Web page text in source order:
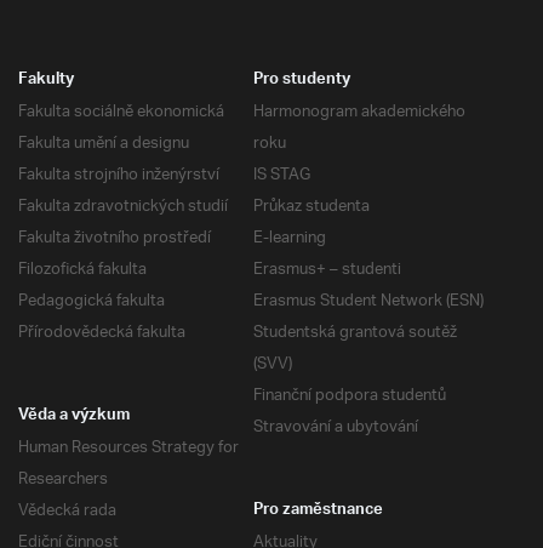
Fakulty
Fakulta sociálně ekonomická
Fakulta umění a designu
Fakulta strojního inženýrství
Fakulta zdravotnických studií
Fakulta životního prostředí
Filozofická fakulta
Pedagogická fakulta
Přírodovědecká fakulta
Pro studenty
Harmonogram akademického
roku
IS STAG
Průkaz studenta
E-learning
Erasmus+ – studenti
Erasmus Student Network (ESN)
Studentská grantová soutěž
(SVV)
Finanční podpora studentů
Stravování a ubytování
Věda a výzkum
Human Resources Strategy for
Researchers
Vědecká rada
Pro zaměstnance